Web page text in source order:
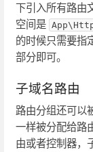
下引入所有路由
空间是
的时候只需要指
部分即可。
子域名路由
路由分组还可以
一样被分配给路
由或者控制器，